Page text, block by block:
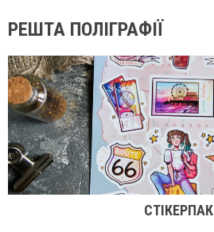
РЕШТА ПОЛІГРАФІЇ
СТІКЕРПАК